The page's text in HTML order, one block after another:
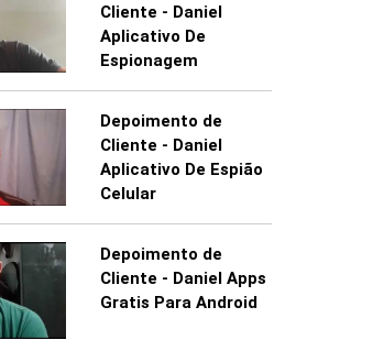
Cliente - Daniel
Aplicativo De
Espionagem
Depoimento de
Cliente - Daniel
Aplicativo De Espião
Celular
Depoimento de
Cliente - Daniel Apps
Gratis Para Android